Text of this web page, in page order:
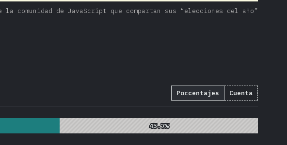
la comunidad de JavaScript que compartan sus “elecciones del año”
Porcentajes Cuenta
45.7%
45.7%